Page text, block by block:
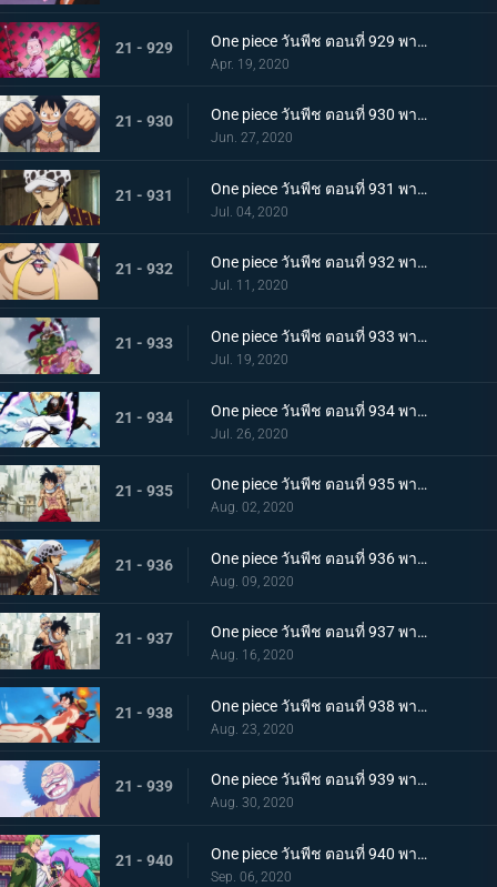
21 - 929 One piece วันพีช ตอนที่ 929 พากย์ไทย สายสัมพันธ์นักโทษ ลูฟี่กับปู่เฮียว!
Apr. 19, 2020
21 - 930 One piece วันพีช ตอนที่ 930 พากย์ไทย หัวหน้าใหญ่! ควีนแห่งหายนะปรากฏตัว!
Jun. 27, 2020
21 - 931 One piece วันพีช ตอนที่ 931 พากย์ไทย ปีนขึ้นไป ลูฟี่และการหนีตายที่เดิมพันด้วยชีวิต!
Jul. 04, 2020
21 - 932 One piece วันพีช ตอนที่ 932 พากย์ไทย อยู่หรือตาย ศึกซูโม่อินเฟอร์โนของควีน
Jul. 11, 2020
21 - 933 One piece วันพีช ตอนที่ 933 พากย์ไทย กิวคิมารุ! ศึกตัดสินของโซโลบนสะพานโออิฮางิ
Jul. 19, 2020
21 - 934 One piece วันพีช ตอนที่ 934 พากย์ไทย สถานะการณ์พลิกผัน! วิชาสามดาบข้ามเงื้อมมือมัจจุราช!
Jul. 26, 2020
21 - 935 One piece วันพีช ตอนที่ 935 พากย์ไทย โซโลต้องตะลึง! ตัวตนที่แท้จริงของสาวงามผู้เลอโฉม
Aug. 02, 2020
21 - 936 One piece วันพีช ตอนที่ 936 พากย์ไทย เรียนรู้ถึงแก่น ฮาคิแห่งวาโนะ ริวโอ!
Aug. 09, 2020
21 - 937 One piece วันพีช ตอนที่ 937 พากย์ไทย โทโนะยาสุ! ผู้เป็นที่รักของเมืองเอบิสุ!
Aug. 16, 2020
21 - 938 One piece วันพีช ตอนที่ 938 พากย์ไทย สะเทือนทั่วหล้า ตัวตนที่แท้จริงของจอมโจรเจ้าหนูสามฉลู
Aug. 23, 2020
21 - 939 One piece วันพีช ตอนที่ 939 พากย์ไทย ความเจ็บปวดของพวกพ้อง! การช่วยเหลือโทโนะยาสุที่ถูกจับ
Aug. 30, 2020
21 - 940 One piece วันพีช ตอนที่ 940 พากย์ไทย ความโกรธของโซโล ตัวตนที่แท้จริงของผลสไมล์!
Sep. 06, 2020